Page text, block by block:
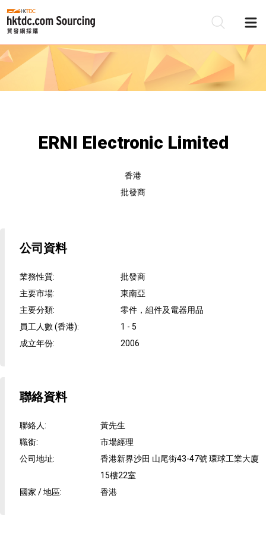
ERNI Electronic Limited
香港
批發商
公司資料
業務性質:
批發商
主要市場:
東南亞
主要分類:
零件，組件及電器用品
員工人數 (香港):
1 - 5
成立年份: 2006
聯絡資料
聯絡人:
黃先生
職銜:
市場經理
公司地址:
香港新界沙田 山尾街43-47號 環球工業大廈
15樓22室
國家 / 地區: 香港